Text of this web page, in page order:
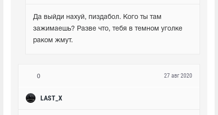
Да выйди нахуй, пиздабол. Кого ты там
зажимаешь? Разве что, тебя в темном уголке
раком жмут.
0
LAST_X
27 авг 2020